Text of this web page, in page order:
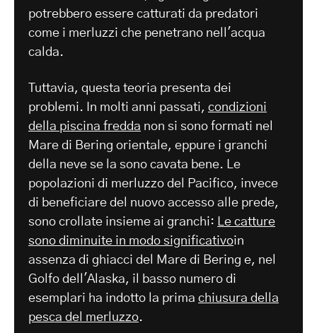
potrebbero essere catturati da predatori
come i merluzzi che penetrano nell'acqua
calda.
Tuttavia, questa teoria presenta dei
problemi. In molti anni passati, condizioni
della piscina fredda non si sono formati nel
Mare di Bering orientale, eppure i granchi
della neve se la sono cavata bene. Le
popolazioni di merluzzo del Pacifico, invece
di beneficiare del nuovo accesso alle prede,
sono crollate insieme ai granchi: Le catture
sono diminuite in modo significativoin
assenza di ghiacci del Mare di Bering e, nel
Golfo dell'Alaska, il basso numero di
esemplari ha indotto la prima chiusura della
pesca del merluzzo.